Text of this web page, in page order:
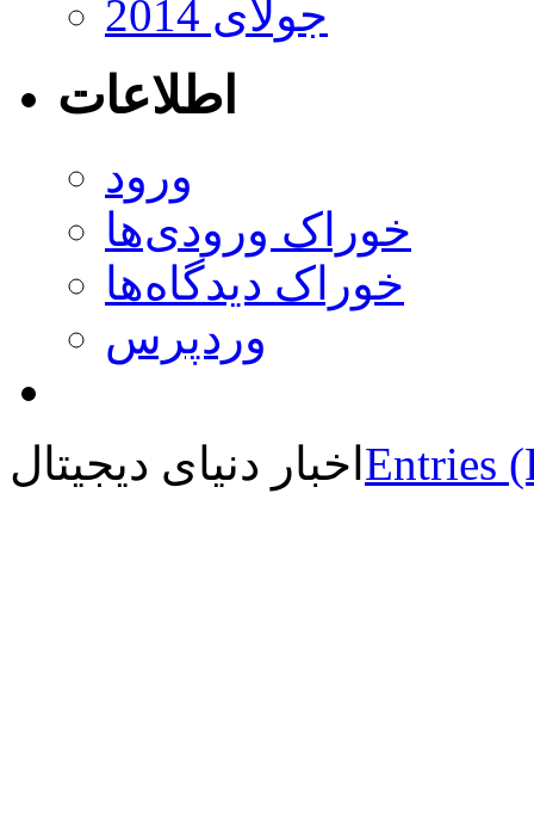
جولای 2014
اطلاعات
ورود
خوراک ورودی‌ها
خوراک دیدگاه‌ها
وردپرس
اخبار دنیای دیجیتال Entries